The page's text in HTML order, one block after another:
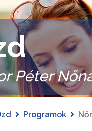
Péter
Programok